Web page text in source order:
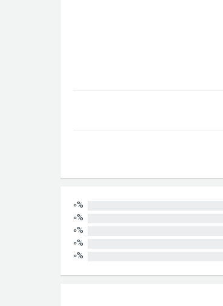
0%
0%
0%
0%
0%